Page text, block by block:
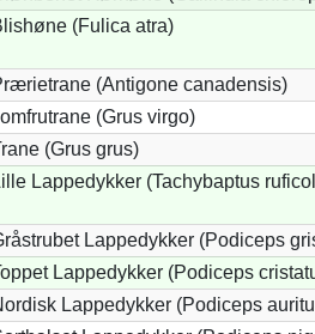
(Fulica atra)
(Antigone canadensis)
(Grus virgo)
(Grus grus)
Lappedykker (Tachybaptus
Lappedykker (Podiceps
Lappedykker (Podiceps
Lappedykker (Podiceps